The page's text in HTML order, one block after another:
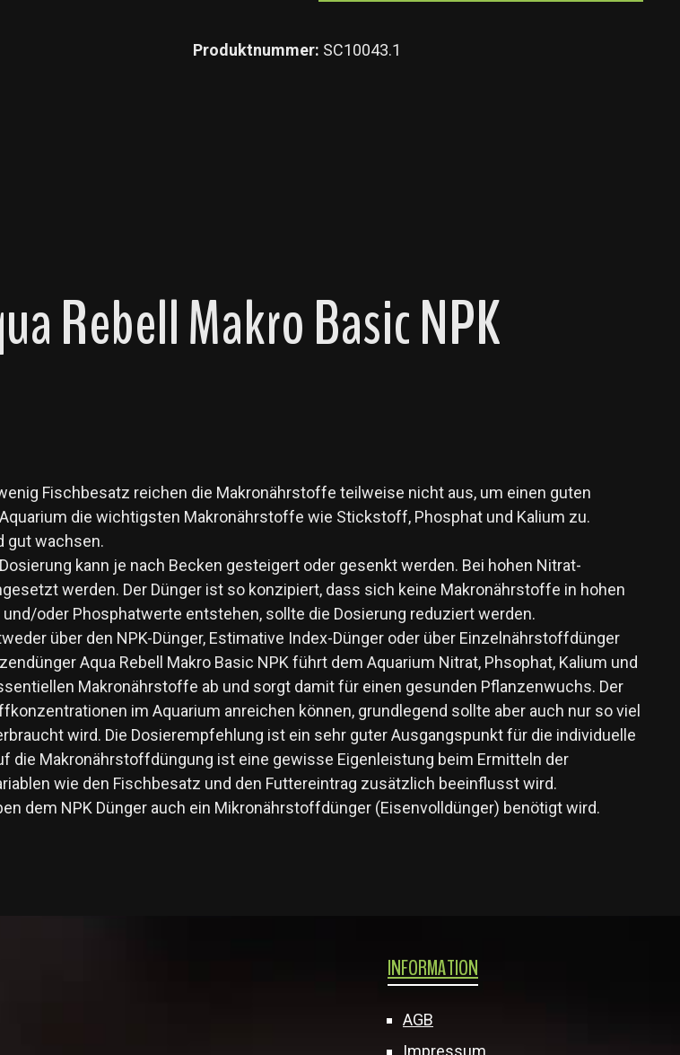
Produktnummer: SC10043.1
Rebell Makro Basic NPK
Fischbesatz reichen die Makronährstoffe teilweise nicht aus, um einen guten
die wichtigsten Makronährstoffe wie Stickstoff, Phosphat und Kalium zu.
gut wachsen.
kann je nach Becken gesteigert oder gesenkt werden. Bei hohen Nitrat-
werden. Der Dünger ist so konzipiert, dass sich keine Makronährstoffe in hohen
oder Phosphatwerte entstehen, sollte die Dosierung reduziert werden.
über den NPK-Dünger, Estimative Index-Dünger oder über Einzelnährstoffdünger
Aqua Rebell Makro Basic NPK führt dem Aquarium Nitrat, Phsophat, Kalium und
Makronährstoffe ab und sorgt damit für einen gesunden Pflanzenwuchs. Der
im Aquarium anreichen können, grundlegend sollte aber auch nur so viel
wird. Die Dosierempfehlung ist ein sehr guter Ausgangspunkt für die individuelle
die Makronährstoffdüngung ist eine gewisse Eigenleistung beim Ermitteln der
wie den Fischbesatz und den Futtereintrag zusätzlich beeinflusst wird.
dem NPK Dünger auch ein Mikronährstoffdünger (Eisenvolldünger) benötigt wird.
INFORMATION
AGB
Impressum